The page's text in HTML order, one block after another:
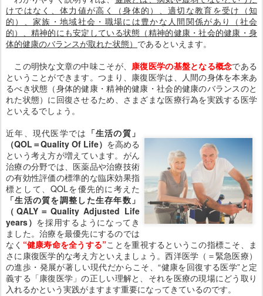
けではなく、体力値が高く（身体的）、適切な教育を受け（知
的）、家族・地域社会・職場には豊かな人間関係があり（社会
的）、精神的にも安定している状態（精神的健康・社会的健康・身
体的健康のバランスが取れた状態） であるといえます。
この明快な文章の中味こそが、 康復医学の基盤となる概念である
ということができます。つまり、康復医学は、人間の身体を本来あ
るべき状態（身体的健康・精神的健康・社会的健康のバランスのと
れた状態）に回復させるため、さまざまな医療行為を実践する医学
といえるでしょう。
近年、現代医学では 「生活の質」
（QOL＝Quality Of Life） を高める
という考え方が増えています。がん
治療の分野では、医薬品や治療技術
の有効性評価の標準的な臨床効果指
標として、QOLを優先的に考えた
「生活の質を調整した生存年数」
（QALY＝Quality Adjusted Life
years） を採用するようになってき
ました。治療を最優先にするのでは
なく “健康寿命を全うする”ことを重視するというこの指標こそ、ま
さに康復医学的な考え方といえましょう。西洋医学（＝緊急医療）
の進歩・発展が著しい現代だからこそ、“健康を回復する医学”と定
義する「康復医学」の正しい理解と、それを医療の現場にどう取り
入れるかという実践がますます重要になってきているのです。